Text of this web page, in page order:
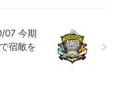
07 今期
宿敵を